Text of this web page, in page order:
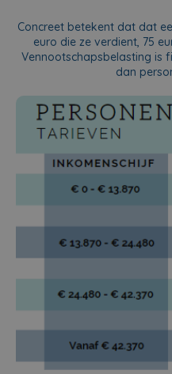
Concreet betekent dat dat
euro die ze verdient, 75
Vennootschapsbelasting is
dan